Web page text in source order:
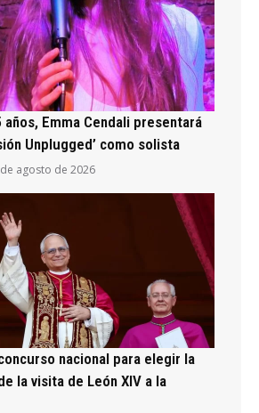
años, Emma Cendali presentará
Unplugged’ como solista
agosto de 2026
nacional para elegir la
la visita de León XIV a la